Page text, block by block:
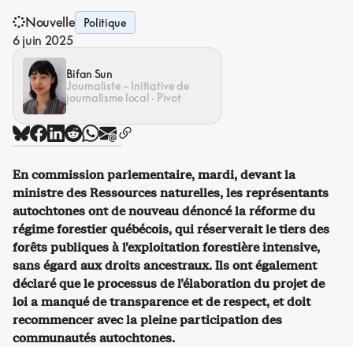
Nouvelle Politique
6 juin 2025
Bifan Sun
Journaliste – Initiative de
journalisme local · Pivot
En commission parlementaire, mardi, devant la
ministre des Ressources naturelles, les représentants
autochtones ont de nouveau dénoncé la réforme du
régime forestier québécois, qui réserverait le tiers des
forêts publiques à l’exploitation forestière intensive,
sans égard aux droits ancestraux. Ils ont également
déclaré que le processus de l’élaboration du projet de
loi a manqué de transparence et de respect, et doit
recommencer avec la pleine participation des
communautés autochtones.